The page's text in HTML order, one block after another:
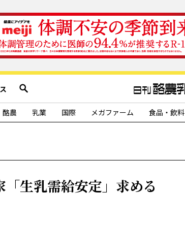
酪農 乳業 国際 メガファーム 食品・飲料
生乳需給安定」求める